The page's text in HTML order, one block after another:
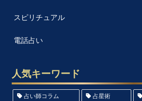
スピリチュアル
電話占い
人気キーワード
占い師コラム 占星術